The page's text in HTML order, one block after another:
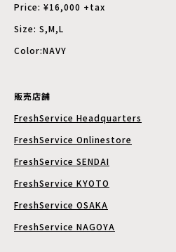
Price: ¥16,000 +tax
Size: S,M,L
Color:NAVY
販売店舗
FreshService Headquarters
FreshService Onlinestore
FreshService SENDAI
FreshService KYOTO
FreshService OSAKA
FreshService NAGOYA